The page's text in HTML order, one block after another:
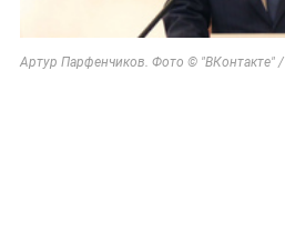
Артур Парфенчиков. Фото © "ВКонтакте" /